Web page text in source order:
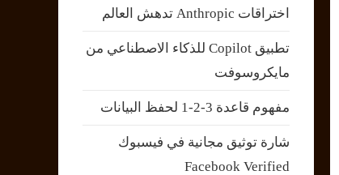
اختراقات Anthropic تدهش العالم
تطبيق Copilot للذكاء الاصطناعي من
مايكروسوفت
مفهوم قاعدة 3-2-1 لحفظ البيانات
شارة توثيق مجانية في فيسبوك
Facebook Verified